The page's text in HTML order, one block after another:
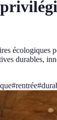
écologiques
durables,
#rentrée#